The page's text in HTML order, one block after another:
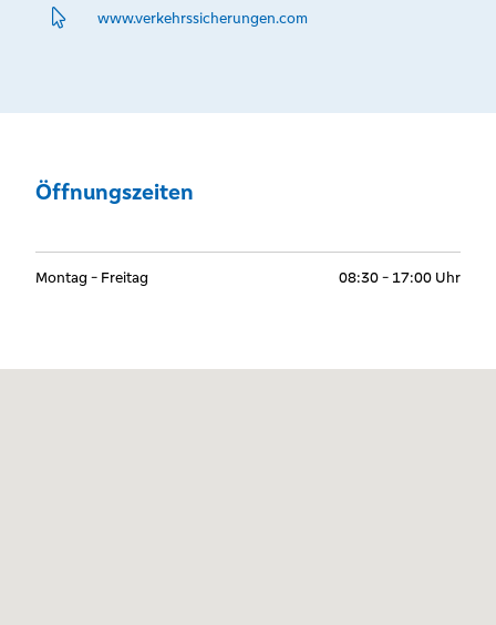
www.­verkehrssicherungen.­com
Öffnungszeiten
Montag - Freitag 08:30 - 17:00 Uhr